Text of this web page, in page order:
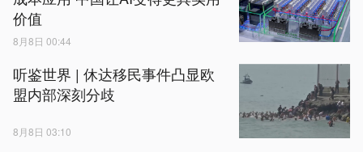
价值
8月8日 00:44
听鉴世界 | 休达移民事件凸显欧
盟内部深刻分歧
8月8日 03:10